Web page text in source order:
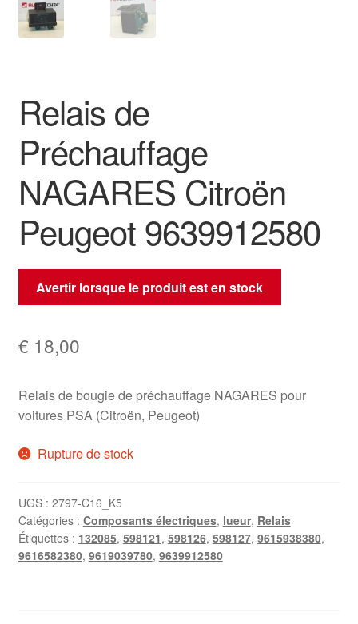
Procédure de Réclamation
Relais de
Préchauffage
NAGARES Citroën
Peugeot 9639912580
Avertir lorsque le produit est en stock
€ 18,00
Relais de bougie de préchauffage NAGARES pour
voitures PSA (Citroën, Peugeot)
Rupture de stock
UGS : 2797-C16_K5
Catégories : Composants électriques, lueur, Relais
Étiquettes : 132085, 598121, 598126, 598127, 9615938380,
9616582380, 9619039780, 9639912580